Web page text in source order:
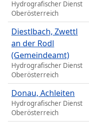
Hydrografischer Dienst
Oberösterreich
Diestlbach, Zwettl
an der Rodl
(Gemeindeamt)
Hydrografischer Dienst
Oberösterreich
Donau, Achleiten
Hydrografischer Dienst
Oberösterreich